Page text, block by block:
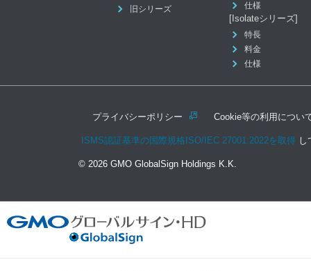
旧シリーズ
仕様
[Isolateシリーズ]
特長
料金
仕様
プライバシーポリシー Cookie等の利用につい
ISMS認証基準の国際規格ISO/IEC 27001:2022を取得 し
© 2026 GMO GlobalSign Holdings K.K.